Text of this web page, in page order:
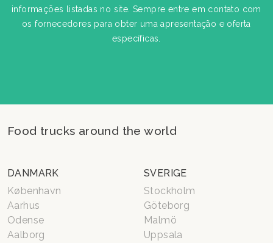
informações listadas no site. Sempre entre em contato com
os fornecedores para obter uma apresentação e oferta
específicas.
Food trucks around the world
DANMARK
København
Aarhus
Odense
Aalborg
SVERIGE
Stockholm
Göteborg
Malmö
Uppsala